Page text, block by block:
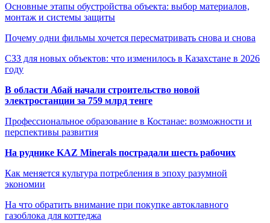
Основные этапы обустройства объекта: выбор материалов,
монтаж и системы защиты
Почему одни фильмы хочется пересматривать снова и снова
СЗЗ для новых объектов: что изменилось в Казахстане в 2026
году
В области Абай начали строительство новой
электростанции за 759 млрд тенге
Профессиональное образование в Костанае: возможности и
перспективы развития
На руднике KAZ Minerals пострадали шесть рабочих
Как меняется культура потребления в эпоху разумной
экономии
На что обратить внимание при покупке автоклавного
газоблока для коттеджа